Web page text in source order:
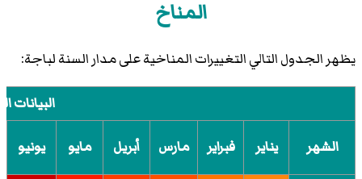
المناخ
يظهر الجدول التالي التغييرات المناخية على مدار السنة لباجة:
البيانات
الشهر يناير فبراير مارس أبريل مايو يونيو